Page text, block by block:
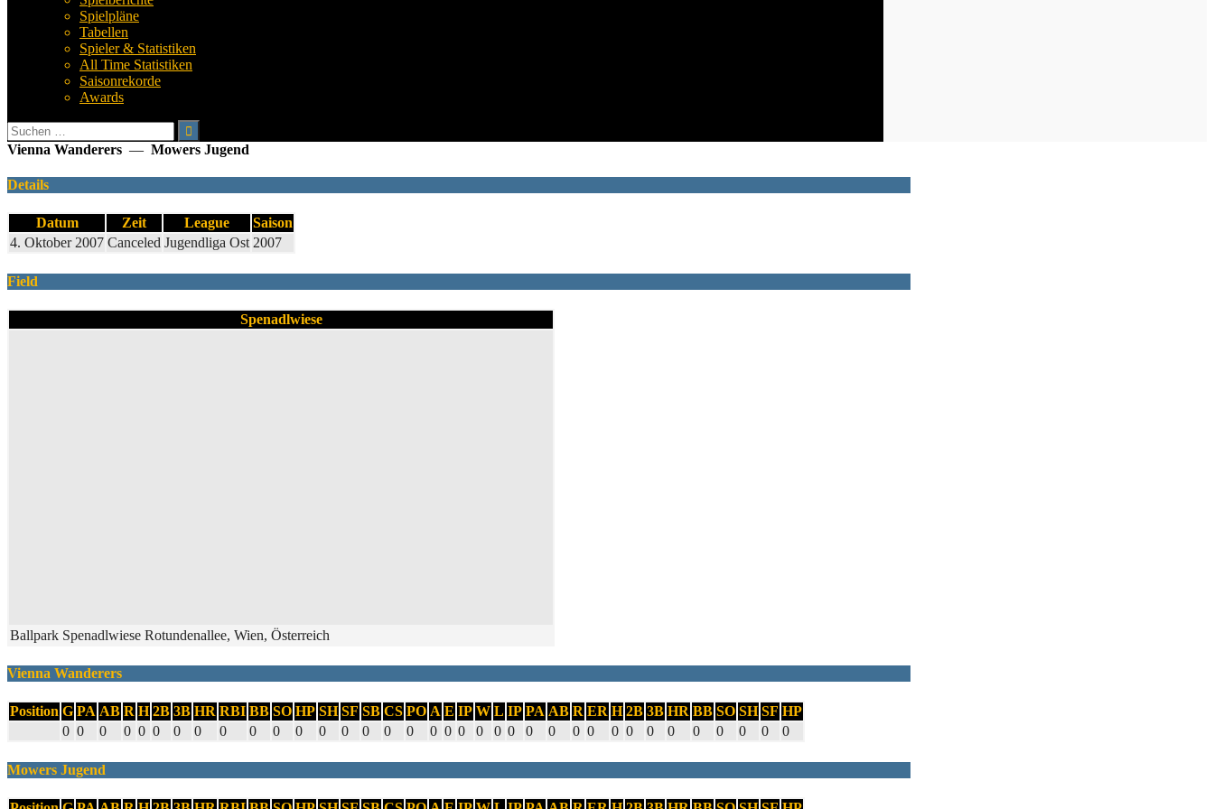
Spielpläne
Tabellen
Spieler & Statistiken
All Time Statistiken
Saisonrekorde
Awards
Suchen
nach:
Vienna Wanderers — Mowers Jugend
Details
Datum Zeit League
Saison
4. Oktober 2007 Canceled Jugendliga Ost 2007
Field
Spenadlwiese
Ballpark Spenadlwiese Rotundenallee, Wien, Österreich
Vienna Wanderers
Position G PA AB R H 2B 3B HR RBI BB SO HP SH SF SB CS PO A E IP W L IP PA AB R ER H 2B 3B HR BB SO SH SF HP
0 0 0 0 0 0 0 0 0 0 0 0 0 0 0 0 0 0 0 0 0 0 0 0 0 0 0 0 0 0 0 0 0 0 0 0
Mowers Jugend